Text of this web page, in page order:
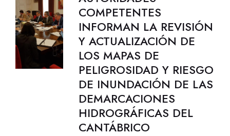
COMPETENTES
INFORMAN LA REVISIÓN
Y ACTUALIZACIÓN DE
LOS MAPAS DE
PELIGROSIDAD Y RIESGO
DE INUNDACIÓN DE LAS
DEMARCACIONES
HIDROGRÁFICAS DEL
CANTÁBRICO